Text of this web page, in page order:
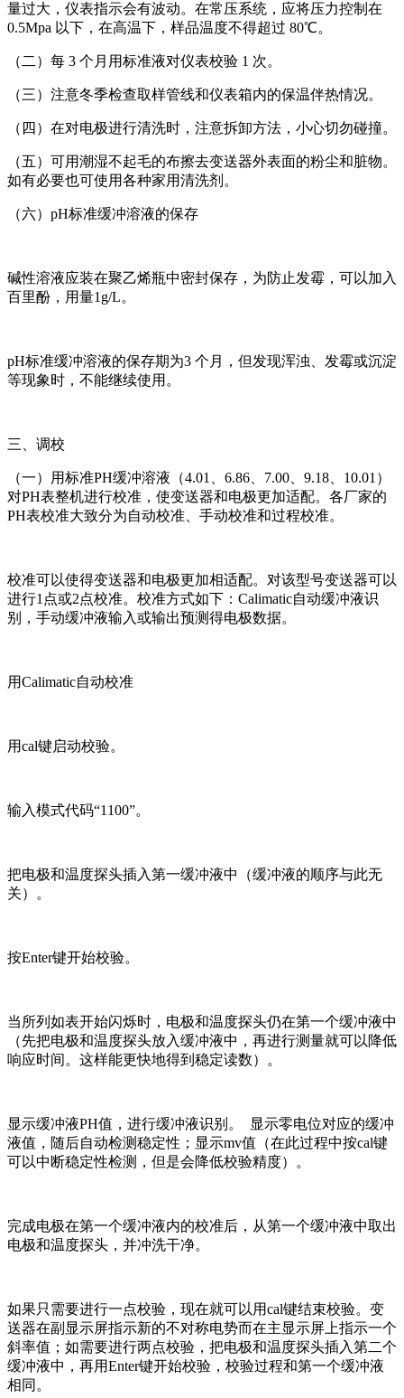
量过大，仪表指示会有波动。在常压系统，应将压力控制在
0.5Mpa 以下，在高温下，样品温度不得超过 80℃。
（二）每 3 个月用标准液对仪表校验 1 次。
（三）注意冬季检查取样管线和仪表箱内的保温伴热情况。
（四）在对电极进行清洗时，注意拆卸方法，小心切勿碰撞。
（五）可用潮湿不起毛的布擦去变送器外表面的粉尘和脏物。
如有必要也可使用各种家用清洗剂。
（六）pH标准缓冲溶液的保存
碱性溶液应装在聚乙烯瓶中密封保存，为防止发霉，可以加入
百里酚，用量1g/L。
pH标准缓冲溶液的保存期为3 个月，但发现浑浊、发霉或沉淀
等现象时，不能继续使用。
三、调校
（一）用标准PH缓冲溶液（4.01、6.86、7.00、9.18、10.01）
对PH表整机进行校准，使变送器和电极更加适配。各厂家的
PH表校准大致分为自动校准、手动校准和过程校准。
校准可以使得变送器和电极更加相适配。对该型号变送器可以
进行1点或2点校准。校准方式如下：Calimatic自动缓冲液识
别，手动缓冲液输入或输出预测得电极数据。
用Calimatic自动校准
用cal键启动校验。
输入模式代码“1100”。
把电极和温度探头插入第一缓冲液中（缓冲液的顺序与此无
关）。
按Enter键开始校验。
当所列如表开始闪烁时，电极和温度探头仍在第一个缓冲液中
（先把电极和温度探头放入缓冲液中，再进行测量就可以降低
响应时间。这样能更快地得到稳定读数）。
显示缓冲液PH值，进行缓冲液识别。 显示零电位对应的缓冲
液值，随后自动检测稳定性；显示mv值（在此过程中按cal键
可以中断稳定性检测，但是会降低校验精度）。
完成电极在第一个缓冲液内的校准后，从第一个缓冲液中取出
电极和温度探头，并冲洗干净。
如果只需要进行一点校验，现在就可以用cal键结束校验。变
送器在副显示屏指示新的不对称电势而在主显示屏上指示一个
斜率值；如需要进行两点校验，把电极和温度探头插入第二个
缓冲液中，再用Enter键开始校验，校验过程和第一个缓冲液
相同。